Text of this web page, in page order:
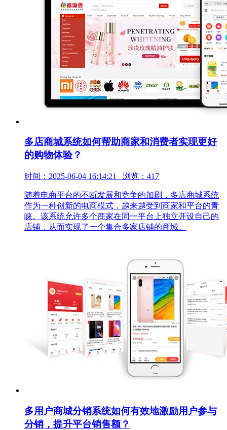
多店商城系统如何帮助商家和消费者实现更好
的购物体验？
时间：2025-06-04 16:14:21 浏览：417
随着电商平台的不断发展和竞争的加剧，多店商城系统
作为一种创新的电商模式，越来越受到商家和平台的青
睐。该系统允许多个商家在同一平台上独立开设自己的
店铺，从而实现了一个集合多家店铺的商城。
多用户商城分销系统如何有效地激励用户参与
分销，提升平台销售额？